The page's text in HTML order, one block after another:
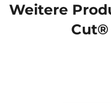
Weitere
Cut®